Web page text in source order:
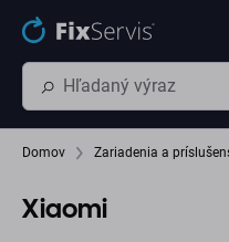
Preskočiť na hlavný obsah
Domov Zariadenia a
Xiaomi